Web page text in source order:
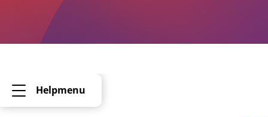
Helpmenu